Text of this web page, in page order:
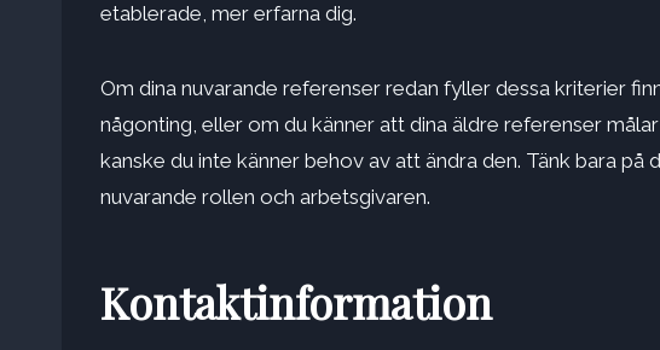
etablerade, mer erfarna dig.
Om dina nuvarande referenser redan fyller dessa kriterier
någonting, eller om du känner att dina äldre referenser
kanske du inte känner behov av att ändra den. Tänk bara
nuvarande rollen och arbetsgivaren.
Kontaktinformation